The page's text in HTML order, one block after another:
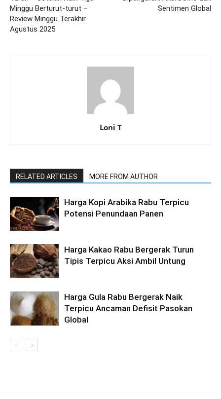
Minggu Berturut-turut –
Review Minggu Terakhir
Agustus 2025
Sentimen Global
Loni T
RELATED ARTICLES MORE FROM AUTHOR
Harga Kopi Arabika Rabu Terpicu
Potensi Penundaan Panen
Harga Kakao Rabu Bergerak Turun
Tipis Terpicu Aksi Ambil Untung
Harga Gula Rabu Bergerak Naik
Terpicu Ancaman Defisit Pasokan
Global